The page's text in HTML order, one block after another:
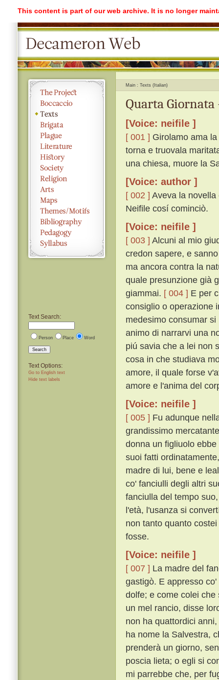
This content is part of our web archive. It is no longer
Text Search:
Person Place Word
Search
Text Options:
Go to English text
Hide text labels
Main Texts (Italian)
Quarta Giornata
[Voice: neifile ]
[ 001 ] Girolamo ama
torna e truovala
una chiesa, muore la
[Voice: author ]
[ 002 ] Aveva la
Neifile cosí cominciò.
[Voice: neifile ]
[ 003 ] Alcuni al mio
credon sapere, e
ma ancora contra la
quale presunzione già
giammai. [ 004 ] E per
consiglio o operazione
medesimo consumar
animo di narrarvi una
piú savia che a lei non
cosa in che studiava
amore, il quale forse
amore e l'anima del
[Voice: neifile ]
[ 005 ] Fu adunque
grandissimo
donna un figliuolo
suoi fatti
madre di lui, bene e
co' fanciulli degli altri
fanciulla del tempo
l'età, l'usanza si
non tanto quanto
fosse.
[Voice: neifile ]
[ 007 ] La madre del
gastigò. E appresso
dolfe; e come colei
un mel rancio, disse
non ha quattordici
ha nome la Salvestra,
prenderà un giorno,
poscia lieta; o egli si
mi parrebbe che, per